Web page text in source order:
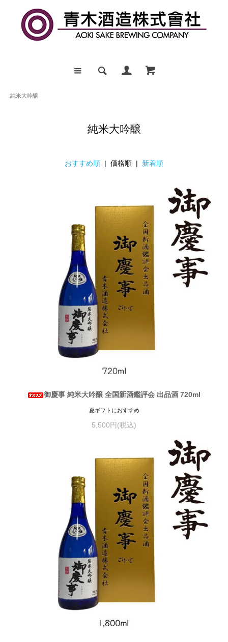
純米大吟醸
純米大吟醸
おすすめ順 | 価格順 | 新着順
御慶事 純米大吟醸 全国新酒鑑評会 出品酒 720ml
夏ギフトにおすすめ
5,500円(税込)